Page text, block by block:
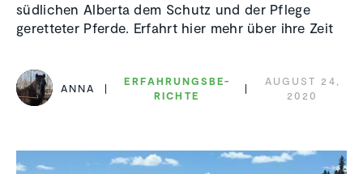
südlichen Alberta dem Schutz und der Pflege
geretteter Pferde. Erfahrt hier mehr über ihre Zeit
ANNA
ERFAH­RUNGS­BE­
RICHTE
AUGUST 24,
2020